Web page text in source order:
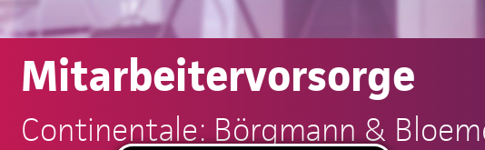
Mitarbeitervorsorge
Continentale: Börgmann &